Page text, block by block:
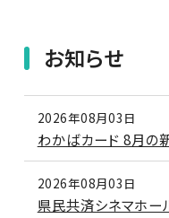
お知らせ
2026年08月03日
わかばカード 8月の
2026年08月03日
県民共済シネマホー